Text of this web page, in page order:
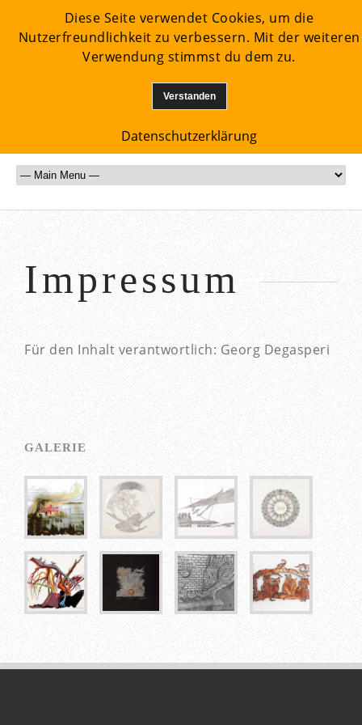
Impressum
Für den Inhalt verantwortlich: Georg Degasperi
GALERIE
Diese Seite verwendet Cookies, um die
Nutzerfreundlichkeit zu verbessern. Mit der weiteren
Verwendung stimmst du dem zu.
Verstanden
Datenschutzerklärung